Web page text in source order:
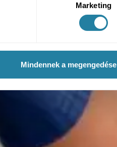
Marketing
Mindennek a megengedése